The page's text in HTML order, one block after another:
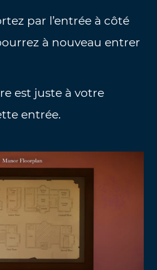
par l’entrée à côté
à nouveau entrer
est juste à votre
entrée.